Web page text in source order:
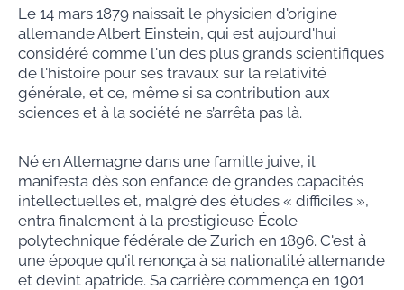
Le 14 mars 1879 naissait le physicien d'origine
allemande Albert Einstein, qui est aujourd'hui
considéré comme l'un des plus grands scientifiques
de l'histoire pour ses travaux sur la relativité
générale, et ce, même si sa contribution aux
sciences et à la société ne s’arrêta pas là.
Né en Allemagne dans une famille juive, il
manifesta dès son enfance de grandes capacités
intellectuelles et, malgré des études « difficiles »,
entra finalement à la prestigieuse École
polytechnique fédérale de Zurich en 1896. C'est à
une époque qu'il renonça à sa nationalité allemande
et devint apatride. Sa carrière commença en 1901